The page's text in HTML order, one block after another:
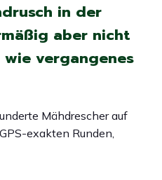
in der
aber nicht
vergangenes
Mähdrescher auf
exakten Runden,